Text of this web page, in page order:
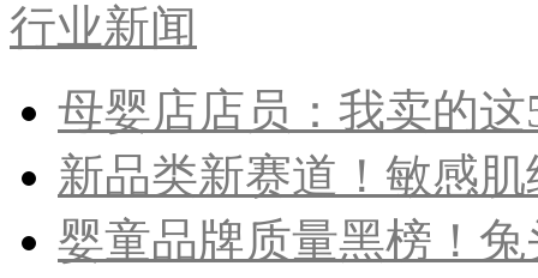
行业新闻
母婴店店员：我卖的
新品类新赛道！敏感
婴童品牌质量黑榜！